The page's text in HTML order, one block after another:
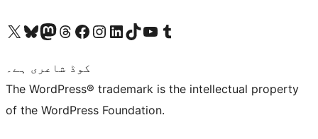
Visit our X (formerly Twitter) account
ہمارے بلیواسکائی اکاؤنٹ پر جائیں
Visit our Mastodon account
ہمارے ٹھریڈز اکاؤنٹ پر جائیں
Visit our Facebook page
Visit our Instagram account
Visit our LinkedIn account
ہمارے ٹک ٹاک اکاؤنٹ پر جائیں
Visit our YouTube channel
ہمارے ٹمبلر اکاؤنٹ پر جائیں
کوڈ شاعری ہے۔
The WordPress® trademark is the intellectual property
of the WordPress Foundation.